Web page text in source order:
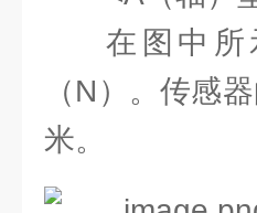
在图中
（N）。传感
米。